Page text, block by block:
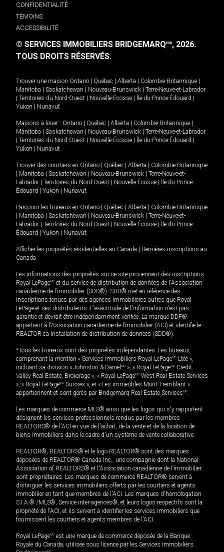
CONFIDENTIALITÉ
TÉMOINS
ACCESSIBILITÉ
© SERVICES IMMOBILIERS BRIDGEMARQMD, 2026.
TOUS DROITS RÉSERVÉS.
Trouver une maison Ontario | Québec | Alberta | Colombie-Britannique |
Manitoba | Saskatchewan | Nouveau-Brunswick | Terre-Neuve-et-Labrador
| Territoires du Nord-Ouest | Nouvelle-Écosse | Île-du-Prince-Édouard |
Yukon | Nunavut
Maisons à louer - Ontario | Québec | Alberta | Colombie-Britannique |
Manitoba | Saskatchewan | Nouveau-Brunswick | Terre-Neuve-et-Labrador
| Territoires du Nord-Ouest | Nouvelle-Écosse | Île-du-Prince-Édouard |
Yukon | Nunavut
Trouver des courtiers en Ontario | Québec | Alberta | Colombie-Britannique
| Manitoba | Saskatchewan | Nouveau-Brunswick | Terre-Neuve-et-
Labrador | Territoires du Nord-Ouest | Nouvelle-Écosse | Île-du-Prince-
Édouard | Yukon | Nunavut
Parcourir les bureaux en Ontario | Québec | Alberta | Colombie-Britannique
| Manitoba | Saskatchewan | Nouveau-Brunswick | Terre-Neuve-et-
Labrador | Territoires du Nord-Ouest | Nouvelle-Écosse | Île-du-Prince-
Édouard | Yukon | Nunavut
Afficher les propriétés résidentielles au Canada | Dernières inscriptions au
Canada
Les informations des propriétés sur ce site proviennent des inscriptions
Royal LePageMD et du service de distribution de données de l'Association
canadienne de l’immobilier (SDD®). SDD® met en référence des
inscriptions tenues par des agences immobilières autres que Royal
LePage et ses distributeurs. L'exactitude de l'information n'est pas
garantie et devrait être indépendamment vérifiée. La marque DDF®
appartient à l'Association canadienne de l’immobilier (ACI) et identifie le
REALTOR.ca Installation de distribution de données (SDD®).
*Tous les bureaux sont des propriétés indépendantes. Les bureaux
comprenant la mention « Services immobiliers Royal LePageMD Ltée »,
incluant sa division « Johnston & Daniel MD », « Royal LePageMD Credit
Valley Real Estate, Brokerage », « Royal LePageMD West Real Estate Services
», « Royal LePageMD Sussex », et « Les immeubles Mont-Tremblant »
appartiennent et sont gérés par Bridgemarq Real Estate ServicesMD
Les marques de commerce MLS® ainsi que les logos qui s'y rapportent
désignent les services professionnels rendus par les membres
REALTORS® de l'ACI en vue de l'achat, de la vente et de la location de
biens immobiliers dans le cadre d'un système de vente collaborative.
REALTOR®, REALTORS® et le logo REALTOR® sont des marques
déposées de REALTOR® Canada Inc., une compagnie dont la National
Association of REALTORS® et l'Association canadienne de l’immobilier
sont propriétaires. Les marques de commerce REALTOR® servent à
distinguer les services immobiliers offerts par les courtiers et agents
immobilier en tant que membres de l'ACI. Les marques d'homologation
S.I.A.® /MLS®, Service inter-agences®, et leurs logos respectifs sont la
propriété de l'ACI, et ils servent à identifier les services immobiliers que
fournissent les courtiers et agents membres de l'ACI.
Royal LePageMD est une marque de commerce déposée de la Banque
Royale du Canada, utilisée sous licence par les Services immobiliers
MD